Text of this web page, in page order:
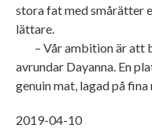
stora fat med smårätter
lättare.
– Vår ambition är att
avrundar Dayanna. En
genuin mat, lagad på
2019-04-10